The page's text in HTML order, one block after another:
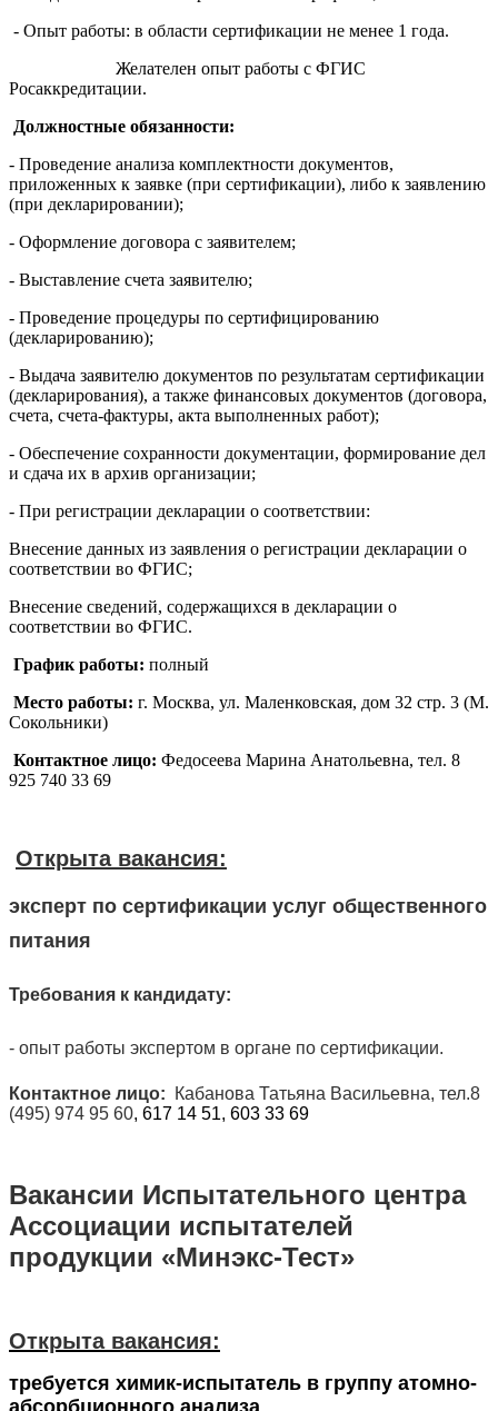
- Опыт работы: в области сертификации не менее 1 года.
Желателен опыт работы с ФГИС
Росаккредитации.
Должностные обязанности:
- Проведение анализа комплектности документов,
приложенных к заявке (при сертификации), либо к заявлению
(при декларировании);
- Оформление договора с заявителем;
- Выставление счета заявителю;
- Проведение процедуры по сертифицированию
(декларированию);
- Выдача заявителю документов по результатам сертификации
(декларирования), а также финансовых документов (договора,
счета, счета-фактуры, акта выполненных работ);
- Обеспечение сохранности документации, формирование дел
и сдача их в архив организации;
- При регистрации декларации о соответствии:
Внесение данных из заявления о регистрации декларации о
соответствии во ФГИС;
Внесение сведений, содержащихся в декларации о
соответствии во ФГИС.
График работы: полный
Место работы: г. Москва, ул. Маленковская, дом 32 стр. 3 (М.
Сокольники)
Контактное лицо: Федосеева Марина Анатольевна, тел. 8
925 740 33 69
Открыта вакансия:
эксперт по сертификации услуг общественного
питания
Требования к кандидату:
- опыт работы экспертом в органе по сертификации.
Контактное лицо:
Кабанова Татьяна Васильевна, тел.8
(495) 974 95 60, 617 14 51, 603 33 69
Вакансии Испытательного центра
Ассоциации испытателей
продукции «Минэкс-Тест»
Открыта вакансия:
требуется химик-испытатель в группу атомно-